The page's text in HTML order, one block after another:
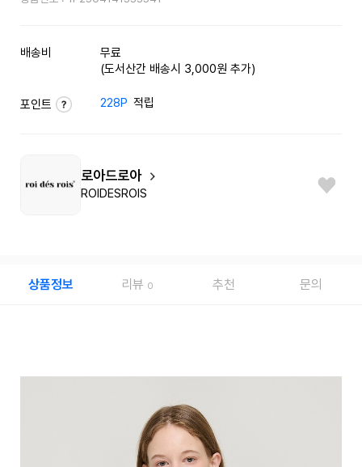
배송비
무료
(도서산간 배송시 3,000원 추가)
포인트 228P 적립
로아드로아
ROIDESROIS
상품정보 리뷰 0 추천 문의